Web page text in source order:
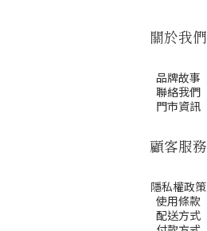
關於我們
品牌故事
聯絡我們
門市資訊
顧客服務
隱私權政策
使用條款
配送方式